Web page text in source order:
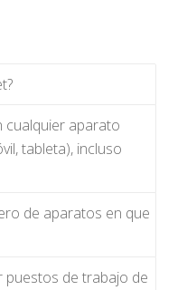
cualquier aparato
tableta), incluso
de aparatos en que
puestos de trabajo de